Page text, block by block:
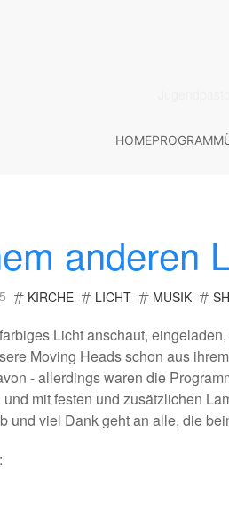
HOMEPROGRAMM
anderen
KIRCHE LICHT MUSIK
Licht anschaut,
Moving Heads schon aus
- allerdings waren die
mit festen und zusätzlichen
und viel Dank geht an alle, die